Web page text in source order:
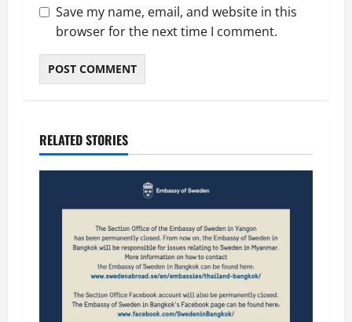
Save my name, email, and website in this
browser for the next time I comment.
RELATED STORIES